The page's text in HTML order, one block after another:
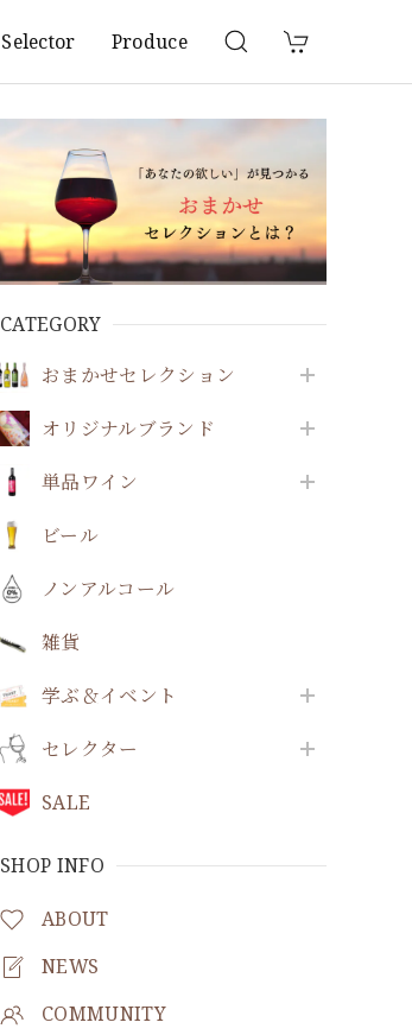
Selector Produce
CATEGORY
おまかせセレクション
オリジナルブランド
単品ワイン
ビール
ノンアルコール
雑貨
学ぶ＆イベント
セレクター
SALE
SHOP INFO
ABOUT
NEWS
COMMUNITY